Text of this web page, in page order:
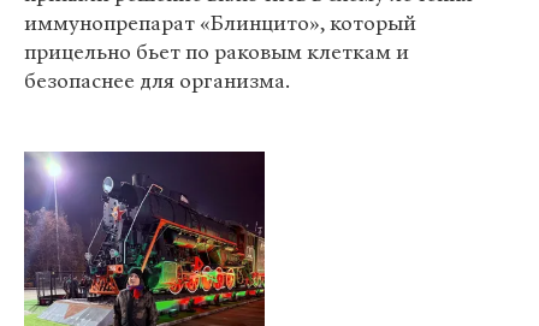
иммунопрепарат «Блинцито», который
прицельно бьет по раковым клеткам и
безопаснее для организма.